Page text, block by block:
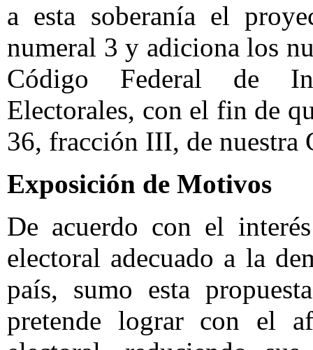
a esta soberanía el
numeral 3 y adiciona los
Código Federal de
Electorales, con el fin de
36, fracción III, de nuestra
Exposición de Motivos
De acuerdo con el
electoral adecuado a la
país, sumo esta
pretende lograr con el